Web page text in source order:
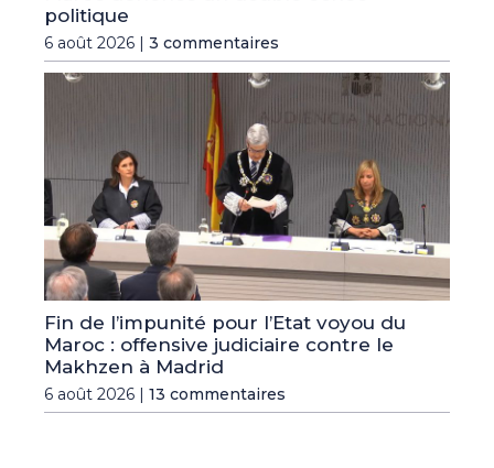
politique
6 août 2026 | 3 commentaires
Fin de l’impunité pour l’Etat voyou du
Maroc : offensive judiciaire contre le
Makhzen à Madrid
6 août 2026 | 13 commentaires